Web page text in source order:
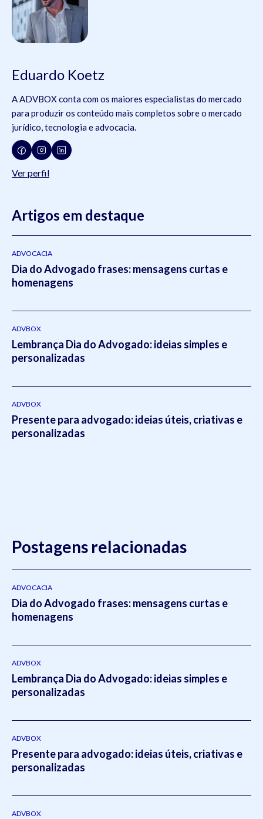
Eduardo Koetz
A ADVBOX conta com os maiores especialistas do mercado
para produzir os conteúdo mais completos sobre o mercado
jurídico, tecnologia e advocacia.
Ver perfil
Artigos em destaque
ADVOCACIA
Dia do Advogado frases: mensagens curtas e
homenagens
ADVBOX
Lembrança Dia do Advogado: ideias simples e
personalizadas
ADVBOX
Presente para advogado: ideias úteis, criativas e
personalizadas
Postagens relacionadas
ADVOCACIA
Dia do Advogado frases: mensagens curtas e
homenagens
ADVBOX
Lembrança Dia do Advogado: ideias simples e
personalizadas
ADVBOX
Presente para advogado: ideias úteis, criativas e
personalizadas
ADVBOX